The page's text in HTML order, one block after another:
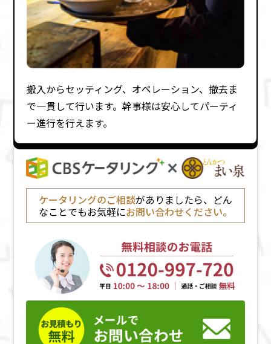
搬⼊からセッティング、オペレーション、撤去ま
で⼀貫して⾏います。幹事様は安⼼してパーティ
ー進⾏を⾏えます。
ケータリングのご相談がありましたら、どん
なことでもお気軽にお問い合わせください。